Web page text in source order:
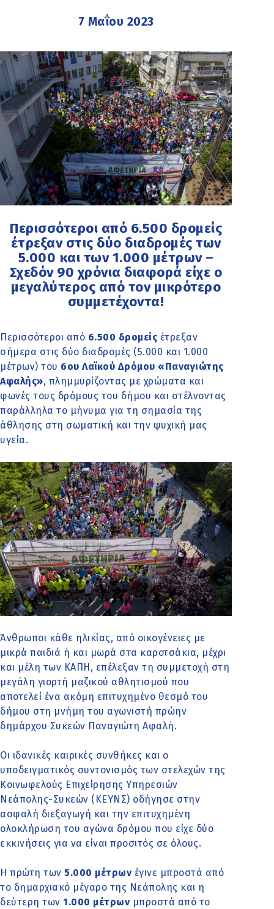
7 Μαΐου 2023
Περισσότεροι από 6.500 δρομείς
έτρεξαν στις δύο διαδρομές των
5.000 και των 1.000 μέτρων –
Σχεδόν 90 χρόνια διαφορά είχε ο
μεγαλύτερος από τον μικρότερο
συμμετέχοντα!
Περισσότεροι από 6.500 δρομείς έτρεξαν
σήμερα στις δύο διαδρομές (5.000 και 1.000
μέτρων) του 6ου Λαϊκού Δρόμου «Παναγιώτης
Αφαλής», πλημμυρίζοντας με χρώματα και
φωνές τους δρόμους του δήμου και στέλνοντας
παράλληλα το μήνυμα για τη σημασία της
άθλησης στη σωματική και την ψυχική μας
υγεία.
Άνθρωποι κάθε ηλικίας, από οικογένειες με
μικρά παιδιά ή και μωρά στα καροτσάκια, μέχρι
και μέλη των ΚΑΠΗ, επέλεξαν τη συμμετοχή στη
μεγάλη γιορτή μαζικού αθλητισμού που
αποτελεί ένα ακόμη επιτυχημένο θεσμό του
δήμου στη μνήμη του αγωνιστή πρώην
δημάρχου Συκεών Παναγιώτη Αφαλή.
Οι ιδανικές καιρικές συνθήκες και ο
υποδειγματικός συντονισμός των στελεχών της
Κοινωφελούς Επιχείρησης Υπηρεσιών
Νεάπολης-Συκεών (ΚΕΥΝΣ) οδήγησε στην
ασφαλή διεξαγωγή και την επιτυχημένη
ολοκλήρωση του αγώνα δρόμου που είχε δύο
εκκινήσεις για να είναι προσιτός σε όλους.
Η πρώτη των 5.000 μέτρων έγινε μπροστά από
το δημαρχιακό μέγαρο της Νεάπολης και η
δεύτερη των 1.000 μέτρων μπροστά από το